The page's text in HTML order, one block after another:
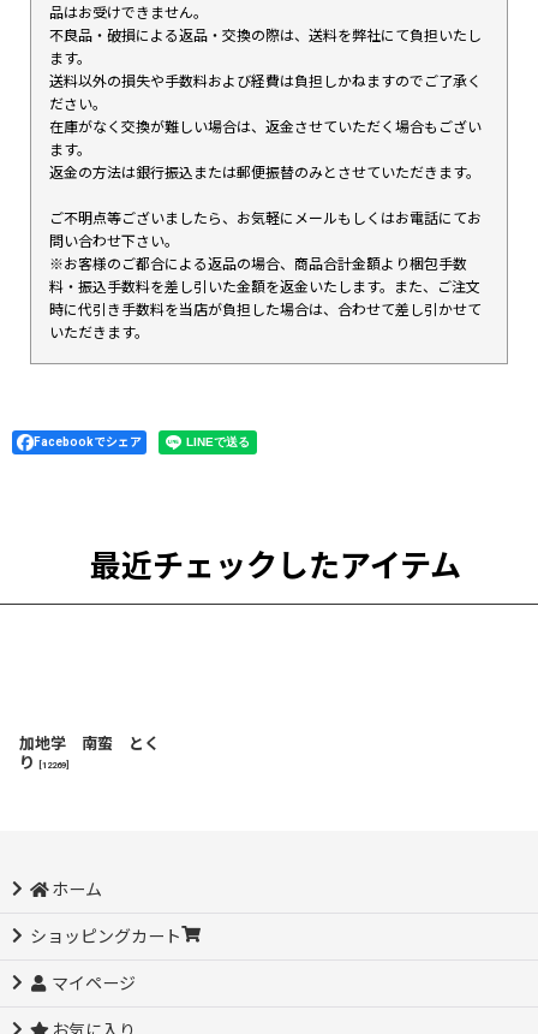
品はお受けできません。
不良品・破損による返品・交換の際は、送料を弊社にて負担いたし
ます。
送料以外の損失や手数料および経費は負担しかねますのでご了承く
ださい。
在庫がなく交換が難しい場合は、返金させていただく場合もござい
ます。
返金の方法は銀行振込または郵便振替のみとさせていただきます。
ご不明点等ございましたら、お気軽にメールもしくはお電話にてお
問い合わせ下さい。
※お客様のご都合による返品の場合、商品合計金額より梱包手数
料・振込手数料を差し引いた金額を返金いたします。また、ご注文
時に代引き手数料を当店が負担した場合は、合わせて差し引かせて
いただきます。
Facebookでシェア
最近チェックしたアイテム
加地学 南蛮 とく
り
12269
ホーム
ショッピングカート
マイページ